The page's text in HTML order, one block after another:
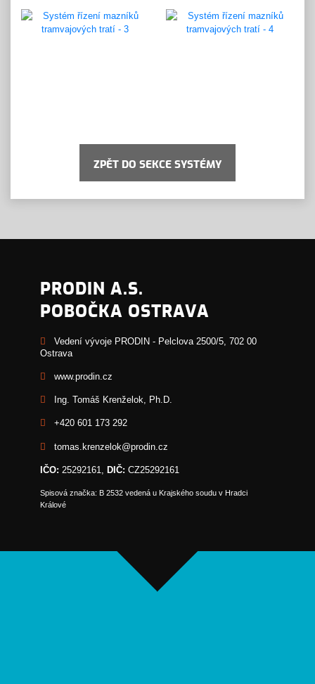
ZPĚT DO SEKCE SYSTÉMY
PRODIN A.S.
POBOČKA OSTRAVA
Vedení vývoje PRODIN - Pelclova 2500/5, 702 00
Ostrava
www.prodin.cz
Ing. Tomáš Krenželok, Ph.D.
+420 601 173 292
tomas.krenzelok@prodin.cz
IČO: 25292161, DIČ: CZ25292161
Spisová značka: B 2532 vedená u Krajského soudu v Hradci
Králové